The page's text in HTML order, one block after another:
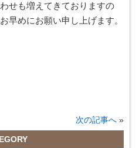
せも増えてきておりますの
早めにお願い申し上げます。
次の記事へ »